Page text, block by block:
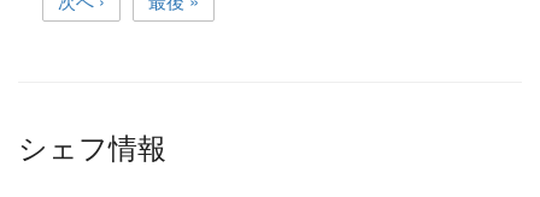
シェフ情報